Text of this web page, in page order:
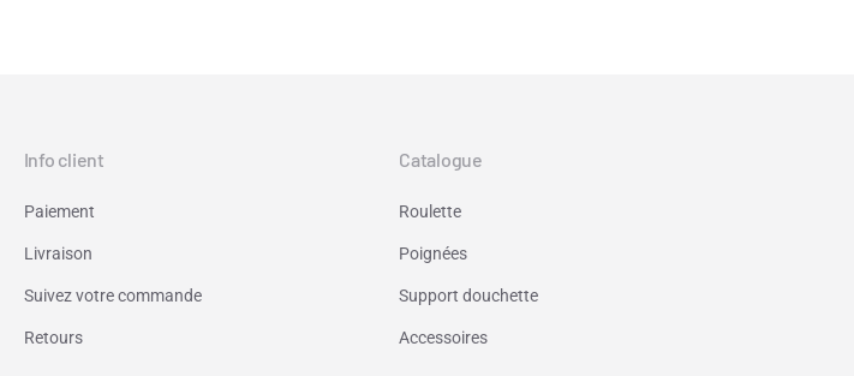
Info client
Paiement
Livraison
Suivez votre commande
Retours
Catalogue
Roulette
Poignées
Support douchette
Accessoires